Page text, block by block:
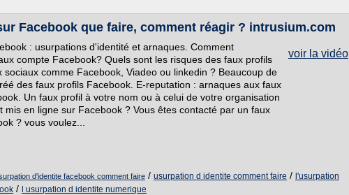
Facebook que faire, comment réagir ? intrusium.com
voir la vidéo
: usurpations d'identité et arnaques. Comment
compte Facebook? Quels sont les risques des faux profils
sociaux comme Facebook, Viadeo ou linkedin ? Beaucoup de
des faux profils Facebook. E-reputation : arnaques aux faux
Un faux profil à votre nom ou à celui de votre organisation
mis en ligne sur Facebook ? Vous êtes contacté par un faux
? vous voulez...
d'identite facebook comment faire / usurpation d identite comment faire / l'usurpation
/
l usurpation d identite numerique